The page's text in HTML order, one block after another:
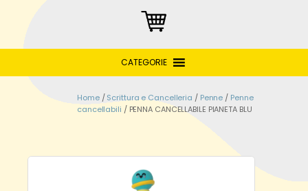
CATEGORIE
Home/Scrittura e Cancelleria / Penne / Penne
cancellabili / PENNA CANCELLABILE PIANETA BLU